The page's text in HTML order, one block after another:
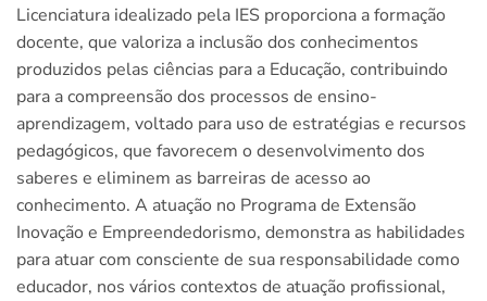
Licenciatura idealizado pela IES proporciona a formação
docente, que valoriza a inclusão dos conhecimentos
produzidos pelas ciências para a Educação, contribuindo
para a compreensão dos processos de ensino-
aprendizagem, voltado para uso de estratégias e recursos
pedagógicos, que favorecem o desenvolvimento dos
saberes e eliminem as barreiras de acesso ao
conhecimento. A atuação no Programa de Extensão
Inovação e Empreendedorismo, demonstra as habilidades
para atuar com consciente de sua responsabilidade como
educador, nos vários contextos de atuação profissional,